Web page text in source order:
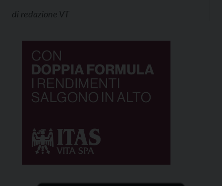
di redazione VT